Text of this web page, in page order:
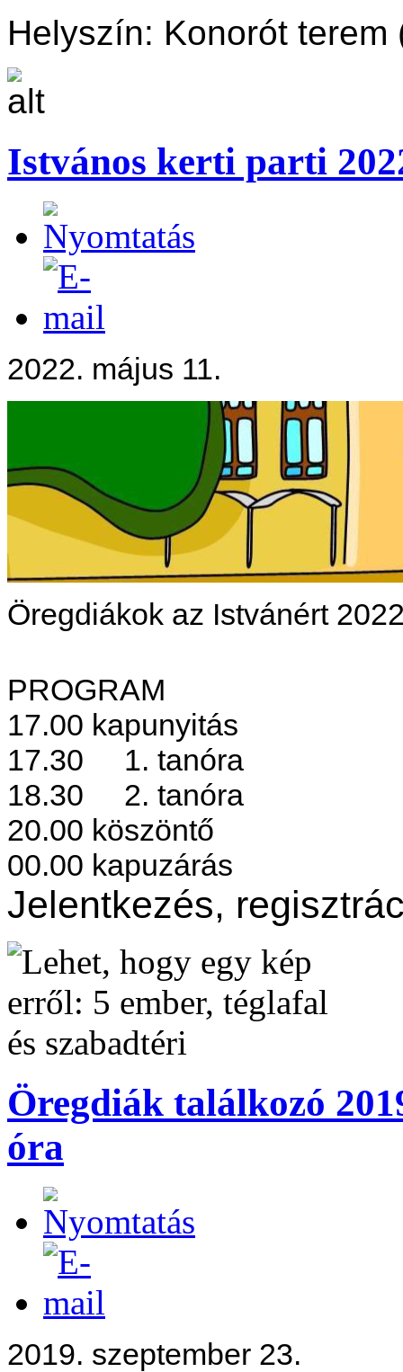
Helyszín: Konorót terem
Istvános kerti parti
2022. május 11.
Öregdiákok az Istvánért
PROGRAM
17.00 kapunyitás
17.30 1. tanóra
18.30 2. tanóra
20.00 köszöntő
00.00 kapuzárás
Jelentkezés,
Öregdiák találkozó
óra
2019. szeptember 23.